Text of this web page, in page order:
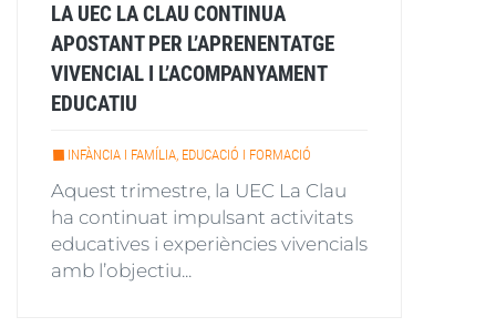
LA UEC LA CLAU CONTINUA
APOSTANT PER L’APRENENTATGE
VIVENCIAL I L’ACOMPANYAMENT
EDUCATIU
INFÀNCIA I FAMÍLIA, EDUCACIÓ I FORMACIÓ
Aquest trimestre, la UEC La Clau
ha continuat impulsant activitats
educatives i experiències vivencials
amb l’objectiu...